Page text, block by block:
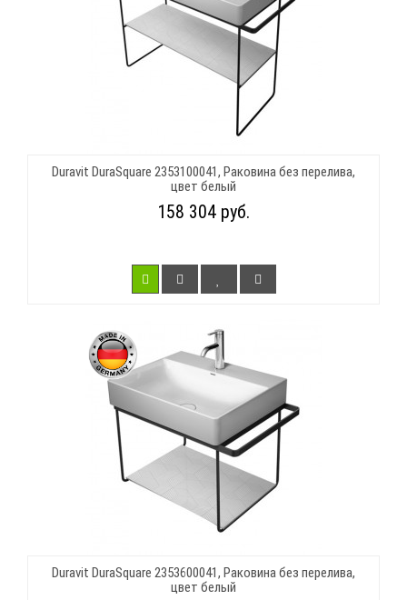
Duravit DuraSquare 2353100041, Раковина без перелива,
цвет белый
158 304 руб.
Duravit DuraSquare 2353600041, Раковина без перелива,
цвет белый